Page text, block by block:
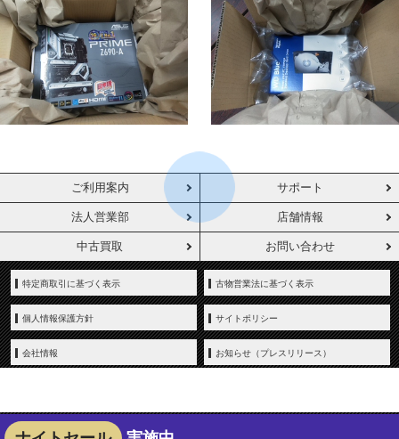
ご利用案内 サポート
法人営業部 店舗情報
中古買取 お問い合わせ
特定商取引に基づく表示 古物営業法に基づく表示
個人情報保護方針 サイトポリシー
会社情報 お知らせ（プレスリリース）